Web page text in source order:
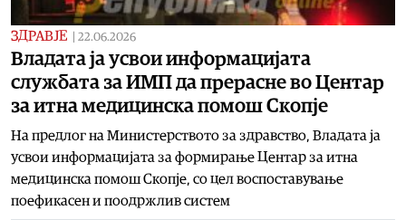
ЗДРАВЈЕ 22.06.2026
Владата ја усвои информацијата
службата за ИМП да прерасне во Центар
за итна медицинска помош Скопје
На предлог на Министерството за здравство, Владата ја
усвои информацијата за формирање Центар за итна
медицинска помош Скопје, со цел воспоставување
поефикасен и поодржлив систем